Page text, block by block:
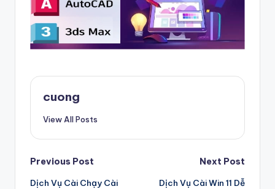
cuong
View All Posts
Post
Previous Post
Dịch Vụ Cài Chạy Cài
Next Post
Dịch Vụ Cài Win 11 Dễ